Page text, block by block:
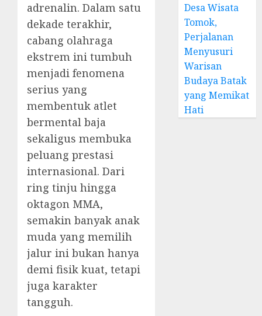
adrenalin. Dalam satu
dekade terakhir,
cabang olahraga
ekstrem ini tumbuh
menjadi fenomena
serius yang
membentuk atlet
bermental baja
sekaligus membuka
peluang prestasi
internasional. Dari
ring tinju hingga
oktagon MMA,
semakin banyak anak
muda yang memilih
jalur ini bukan hanya
demi fisik kuat, tetapi
juga karakter
tangguh.
Desa Wisata
Tomok,
Perjalanan
Menyusuri
Warisan
Budaya Batak
yang Memikat
Hati